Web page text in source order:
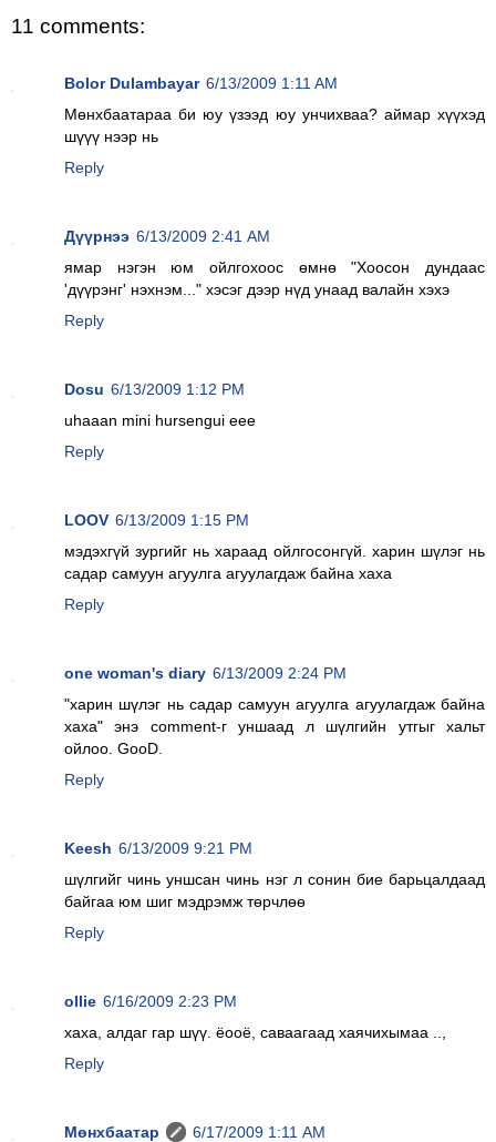
11 comments:
Bolor Dulambayar 6/13/2009 1:11 AM
Мөнхбаатараа би юу үзээд юу унчихваа? аймар хүүхэд
шүүү нээр нь
Reply
Дүүрнээ 6/13/2009 2:41 AM
ямар нэгэн юм ойлгохоос өмнө "Хоосон дундаас
'дүүрэнг' нэхнэм..." хэсэг дээр нүд унаад валайн хэхэ
Reply
Dosu 6/13/2009 1:12 PM
uhaaan mini hursengui eee
Reply
LOOV 6/13/2009 1:15 PM
мэдэхгүй зургийг нь хараад ойлгосонгүй. харин шүлэг нь
садар самуун агуулга агуулагдаж байна хаха
Reply
one woman's diary 6/13/2009 2:24 PM
"харин шүлэг нь садар самуун агуулга агуулагдаж байна
хаха" энэ comment-г уншаад л шүлгийн утгыг хальт
ойлоо. GooD.
Reply
Keesh 6/13/2009 9:21 PM
шүлгийг чинь уншсан чинь нэг л сонин бие барьцалдаад
байгаа юм шиг мэдрэмж төрчлөө
Reply
ollie 6/16/2009 2:23 PM
хаха, алдаг гар шүү. ёооё, саваагаад хаячихымаа ..,
Reply
Мөнхбаатар
6/17/2009 1:11 AM